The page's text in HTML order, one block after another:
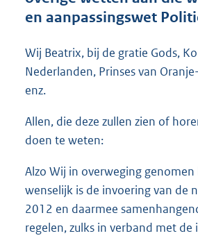
r
o
t
t
5
b
en aanpassingswet
Wij Beatrix, bij de gratie Gods,
Nederlanden, Prinses van
enz.
Allen, die deze zullen zien of
doen te weten:
Alzo Wij in overweging
wenselijk is de invoering van de
2012 en daarmee
regelen, zulks in verband met